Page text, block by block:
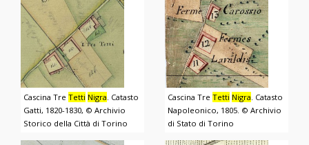
Cascina TreTetti Nigra. Catasto
Gatti, 1820-1830, © Archivio
Storico della Città di Torino
Cascina TreTetti Nigra. Catasto
Napoleonico, 1805. © Archivio
di Stato di Torino